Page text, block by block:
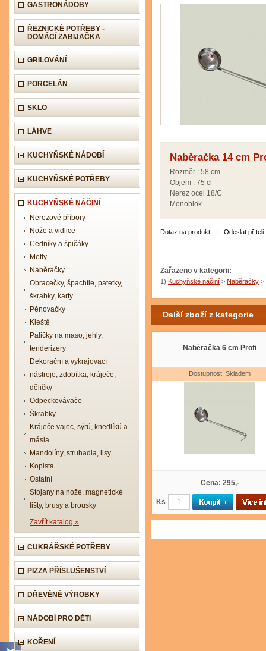
GASTRONÁDOBY
ŘEZNICKÉ POTŘEBY -
DOMÁCÍ ZABIJAČKA
GRILOVÁNÍ
PORCELÁN
SKLO
LÁHVE
KUCHYŇSKÉ NÁDOBÍ
KUCHYŇSKÉ POTŘEBY
KUCHYŇSKÉ NÁČINÍ
Nerezové příbory
Nože a vidlice
Cedníky a špičáky
Metly
Naběračky
Obracečky, špachtle, patetky,
škrabky, karty
Pěnovačky
Kleště
Paličky na maso, jehly,
tenderizery
Dekorační a vykrajovací
nástroje, zdobítka, kráječe,
děličky
Odpeckovávače
Škrabky
Kráječe vajec, sýrů, knedlíků a
másla
Mandolíny, struhadla, lisy
Kopista
Ostatní
Stojany na nože, magnetické
lišty, brusy a brousky
Zavřít katalog »
CUKRÁŘSKÉ POTŘEBY
PIZZA PŘÍSLUŠENSTVÍ
DŘEVĚNÉ VÝROBKY
NÁDOBÍ PRO DĚTI
KOŘENÍ
Naběračka 14 cm
Rozměr : 58 cm
Objem : 75 cl
Nerez ocel 18/C
Monoblok
Dotaz na produkt Odeslat příteli
Zařazeno v kategorii:
1) Kuchyňské náčiní > Naběračky >
Další zboží z kategorie
Naběračka 6 cm Profi
Dostupnost: Skladem
Cena: 295,-
Ks